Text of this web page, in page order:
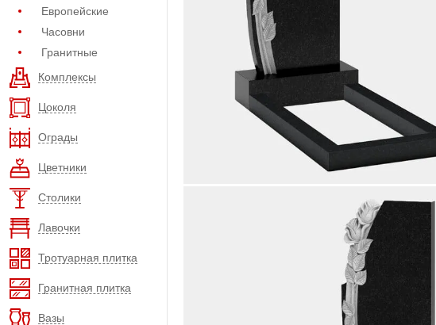
Европейские
Часовни
Гранитные
Комплексы
Цоколя
Ограды
Цветники
Столики
Лавочки
Тротуарная плитка
Гранитная плитка
Вазы